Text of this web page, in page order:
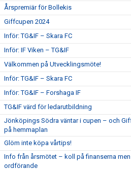
Årspremiär för Bollekis
Giffcupen 2024
Inför: TG&IF – Skara FC
Inför: IF Viken – TG&IF
Välkommen på Utvecklingsmöte!
Inför: TG&IF – Skara FC
Inför: TG&IF – Forshaga IF
TG&IF värd för ledarutbildning
Jönköpings Södra väntar i cupen – och
på hemmaplan
Glöm inte köpa vårtips!
Info från årsmötet – koll på finanserna
ordförande